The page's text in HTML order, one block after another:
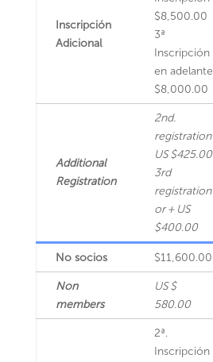
Inscripción
Adicional
$8,500.00
3ª
Inscripción
en adelante
$8,000.00
Additional
Registration
2nd.
registration
US $425.00
3rd
registration
or + US
$400.00
No socios $11,600.00
Non
members
US $
580.00
2ª.
Inscripción